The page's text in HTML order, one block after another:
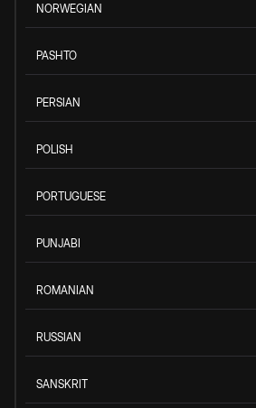
NORWEGIAN
PASHTO
PERSIAN
POLISH
PORTUGUESE
PUNJABI
ROMANIAN
RUSSIAN
SANSKRIT